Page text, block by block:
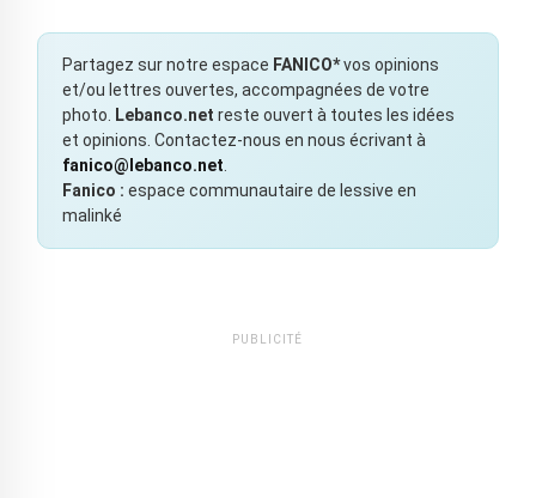
Partagez sur notre espace FANICO*vos opinions
et/ou lettres ouvertes, accompagnées de votre
photo.
Lebanco.net reste ouvert à toutes les idées
et opinions. Contactez-nous en nous écrivant à
fanico@lebanco.net
Fanico : espace communautaire de lessive en
malinké
PUBLICITÉ